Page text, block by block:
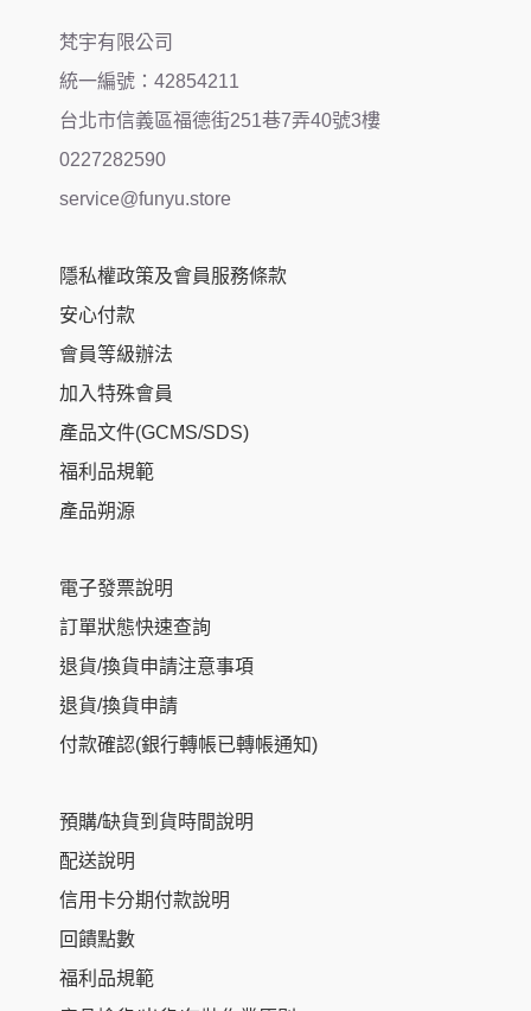
梵宇有限公司
統一編號：42854211
台北市信義區福德街251巷7弄40號3樓
0227282590
service@funyu.store
隱私權政策及會員服務條款
安心付款
會員等級辦法
加入特殊會員
產品文件(GCMS/SDS)
福利品規範
產品朔源
電子發票說明
訂單狀態快速查詢
退貨/換貨申請注意事項
退貨/換貨申請
付款確認(銀行轉帳已轉帳通知)
預購/缺貨到貨時間說明
配送說明
信用卡分期付款說明
回饋點數
福利品規範